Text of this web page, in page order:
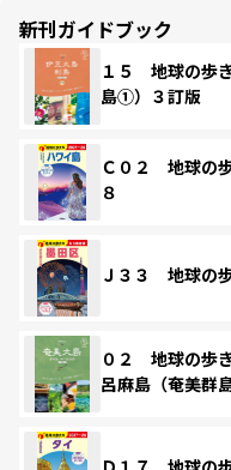
新刊ガイドブック
１５ 地球の歩
島①）３訂版
Ｃ０２ 地球の
８
Ｊ３３ 地球の
０２ 地球の
呂麻島（奄美群